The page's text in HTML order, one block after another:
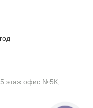
этаж офис №5К,